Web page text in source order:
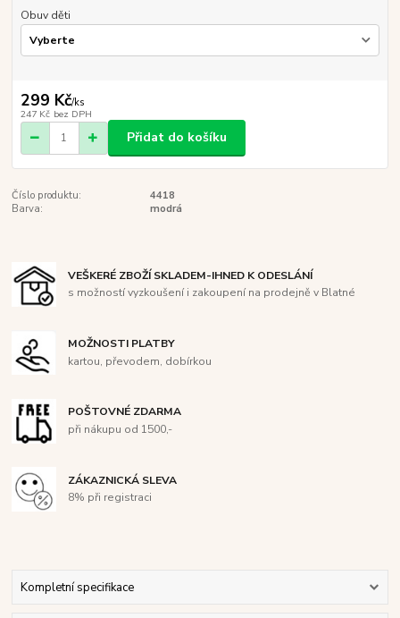
Obuv děti
299 Kč/ks
247 Kč bez DPH
Přidat do košíku
Číslo produktu:
4418
Barva:
modrá
VEŠKERÉ ZBOŽÍ SKLADEM-IHNED K ODESLÁNÍ
s možností vyzkoušení i zakoupení na prodejně v Blatné
MOŽNOSTI PLATBY
kartou, převodem, dobírkou
POŠTOVNÉ ZDARMA
při nákupu od 1500,-
ZÁKAZNICKÁ SLEVA
8% při registraci
Kompletní specifikace